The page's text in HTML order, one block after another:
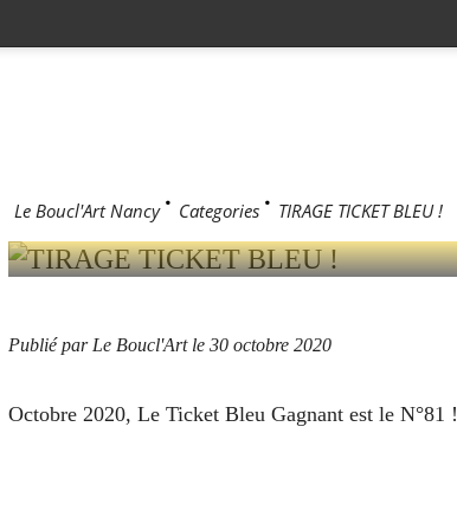
Le Boucl'Art Nancy > Categories > TIRAGE TICKET BLEU !
Publié par Le Boucl'Art le 30 octobre 2020
Octobre 2020, Le Ticket Bleu Gagnant est le N°81 !